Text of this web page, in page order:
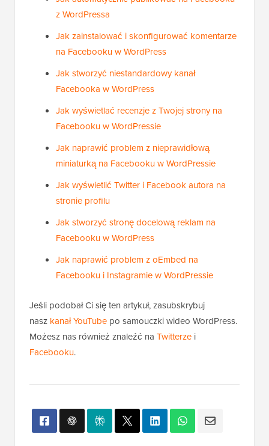
Jak automatycznie publikować na Facebooku
z WordPressa
Jak zainstalować i skonfigurować komentarze
na Facebooku w WordPress
Jak stworzyć niestandardowy kanał
Facebooka w WordPress
Jak wyświetlać recenzje z Twojej strony na
Facebooku w WordPressie
Jak naprawić problem z nieprawidłową
miniaturką na Facebooku w WordPressie
Jak wyświetlić Twitter i Facebook autora na
stronie profilu
Jak stworzyć stronę docelową reklam na
Facebooku w WordPress
Jak naprawić problem z oEmbed na
Jeśli podobał Ci się ten artykuł, zasubskrybuj
naszkanał YouTubepo samouczki wideo WordPress.
Możesz nas również znaleźć na